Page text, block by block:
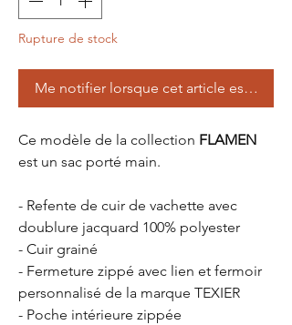
Rupture de stock
Me notifier lorsque cet article est
Ce modèle de la collection FLAMEN
est un sac porté main.
- Refente de cuir de vachette avec
doublure jacquard 100% polyester
- Cuir grainé
- Fermeture zippé avec lien et fermoir
personnalisé de la marque TEXIER
- Poche intérieure zippée